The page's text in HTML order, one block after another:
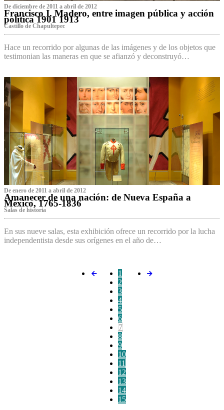
De diciembre de 2011 a abril de 2012
Francisco I. Madero, entre imagen pública y acción
política 1901 1913
Castillo de Chapultepec
Hace un recorrido por algunas de las imágenes y de los objetos que
testimonian las maneras en que se afianzó y deconstruyó…
De enero de 2011 a abril de 2012
Amanecer de una nación: de Nueva España a
México, 1765-1836
Salas de historia
En sus nueve salas, esta exhibición ofrece un recorrido por la lucha
independentista desde sus orígenes en el año de…
1
2
3
4
5
6
7
8
9
10
11
12
13
14
15